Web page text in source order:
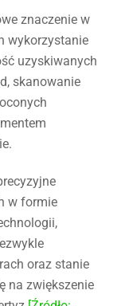
znaczenie w
wykorzystanie
uzyskiwanych
skanowanie
w formie
oraz stanie
na zwiększenie